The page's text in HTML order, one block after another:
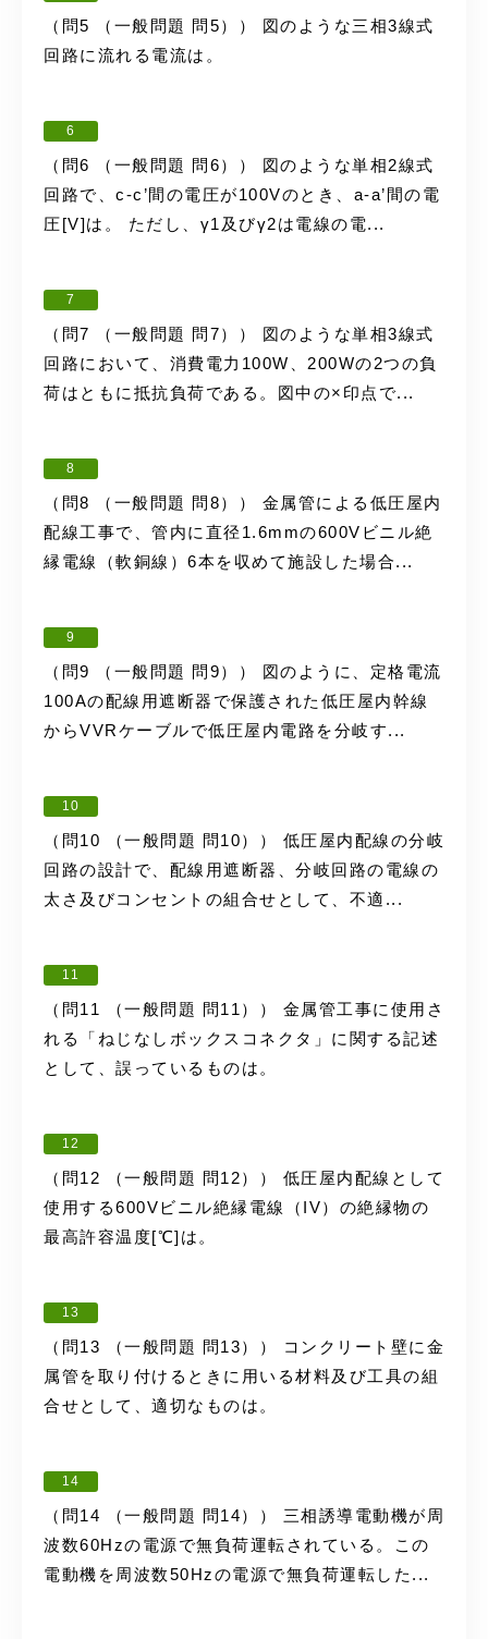
（問5 （一般問題 問5）） 図のような三相3線式
回路に流れる電流は。
6
（問6 （一般問題 問6）） 図のような単相2線式
回路で、c-c’間の電圧が100Vのとき、a-a’間の電
圧[V]は。 ただし、γ1及びγ2は電線の電...
7
（問7 （一般問題 問7）） 図のような単相3線式
回路において、消費電力100W、200Wの2つの負
荷はともに抵抗負荷である。図中の×印点で...
8
（問8 （一般問題 問8）） 金属管による低圧屋内
配線工事で、管内に直径1.6mmの600Vビニル絶
縁電線（軟銅線）6本を収めて施設した場合...
9
（問9 （一般問題 問9）） 図のように、定格電流
100Aの配線用遮断器で保護された低圧屋内幹線
からVVRケーブルで低圧屋内電路を分岐す...
10
（問10 （一般問題 問10）） 低圧屋内配線の分岐
回路の設計で、配線用遮断器、分岐回路の電線の
太さ及びコンセントの組合せとして、不適...
11
（問11 （一般問題 問11）） 金属管工事に使用さ
れる「ねじなしボックスコネクタ」に関する記述
として、誤っているものは。
12
（問12 （一般問題 問12）） 低圧屋内配線として
使用する600Vビニル絶縁電線（IV）の絶縁物の
最高許容温度[℃]は。
13
（問13 （一般問題 問13）） コンクリート壁に金
属管を取り付けるときに用いる材料及び工具の組
合せとして、適切なものは。
14
（問14 （一般問題 問14）） 三相誘導電動機が周
波数60Hzの電源で無負荷運転されている。この
電動機を周波数50Hzの電源で無負荷運転した...